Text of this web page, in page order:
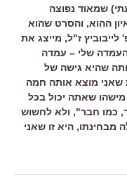
שמאוד נפוצה
ההוא, והסרט שהוא
ז"ל, מייצג את
העמדה שלי – עמדה
שהיא גישה של
שאני מוצא אותה חמה
שאתה יכול בכל
כמו חבר", ולא לחשוש
מבחינתו, היא זו שאני